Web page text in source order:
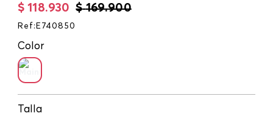
$ 169.900
$ 118.930
Ref : E740850
Color
Talla